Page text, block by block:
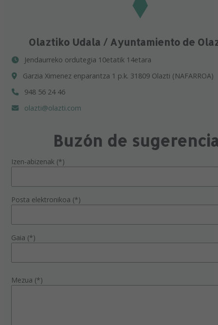
Olaztiko Udala / Ayuntamiento de
Jendaurreko ordutegia 10etatik 14etara
Garzia Ximenez enparantza 1 p.k. 31809 Olazti (NAFARROA)
948 56 24 46
olazti@olazti.com
Buzón de
Izen-abizenak (*)
Posta elektronikoa (*)
Gaia (*)
Mezua (*)